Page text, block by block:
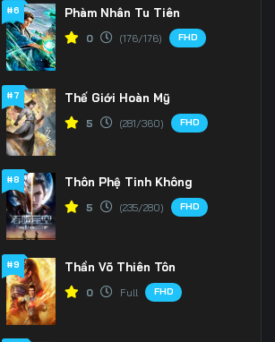
#6 Phàm Nhân Tu Tiên
0 (176/176) FHD
#7 Thế Giới Hoàn Mỹ
5 (281/360) FHD
#8 Thôn Phệ Tinh Không
5 (235/280) FHD
#9 Thần Võ Thiên Tôn
0 Full FHD